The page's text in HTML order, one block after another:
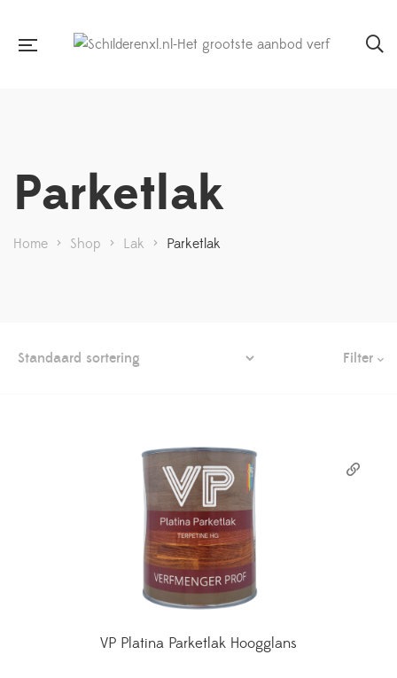
Parketlak
Home > Shop > Lak > Parketlak
Filter
VP Platina Parketlak Hoogglans